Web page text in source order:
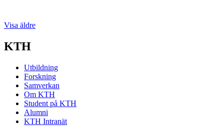
Visa äldre
KTH
Utbildning
Forskning
Samverkan
Om KTH
Student på KTH
Alumni
KTH Intranät